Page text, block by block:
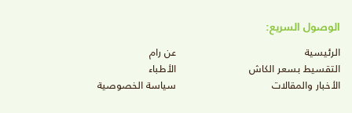
الوصول السريع:
الرئيسية
عن رام
التقسيط بسعر الكاش
الأطباء
الأخبار والمقالات
سياسة الخصوصية